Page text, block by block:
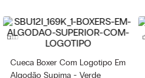
Cueca Boxer Com Logotipo Em
Algodão Supima - Verde